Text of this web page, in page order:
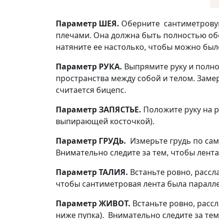
Параметр ШЕЯ. Оберните
плечами. Она должна быть полностью
натяните ее настолько, чтобы можно
Параметр РУКА. Выпрямите руку и
пространства между собой и телом.
считается бицепс.
Параметр ЗАПЯСТЬЕ. Положите руку на
выпирающей косточкой).
Параметр ГРУДЬ. Измерьте грудь по
Внимательно следите за тем, чтобы
Параметр ТАЛИЯ. Встаньте ровно,
чтобы сантиметровая лента была
Параметр ЖИВОТ. Встаньте ровно,
ниже пупка). Внимательно следите за